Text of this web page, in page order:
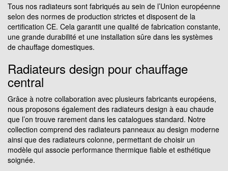
Tous nos radiateurs sont fabriqués au sein de l’Union européenne
selon des normes de production strictes et disposent de la
certification CE. Cela garantit une qualité de fabrication constante,
une grande durabilité et une installation sûre dans les systèmes
de chauffage domestiques.
Radiateurs design pour chauffage
central
Grâce à notre collaboration avec plusieurs fabricants européens,
nous proposons également des radiateurs design à eau chaude
que l’on trouve rarement dans les catalogues standard. Notre
collection comprend des radiateurs panneaux au design moderne
ainsi que des radiateurs colonne, permettant de choisir un
modèle qui associe performance thermique fiable et esthétique
soignée.